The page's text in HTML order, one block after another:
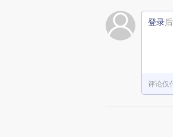
登录
评论仅